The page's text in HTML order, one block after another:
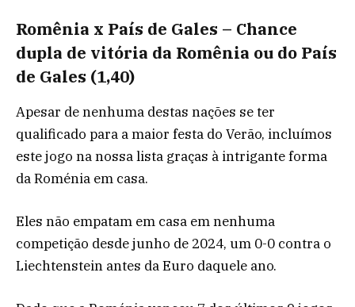
Romênia x País de Gales – Chance
dupla de vitória da Romênia ou do País
de Gales (1,40)
Apesar de nenhuma destas nações se ter
qualificado para a maior festa do Verão, incluímos
este jogo na nossa lista graças à intrigante forma
da Roménia em casa.
Eles não empatam em casa em nenhuma
competição desde junho de 2024, um 0-0 contra o
Liechtenstein antes da Euro daquele ano.